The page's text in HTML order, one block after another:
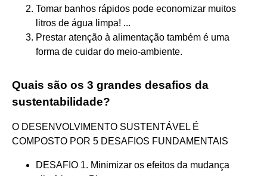
Tomar banhos rápidos pode economizar muitos
litros de água limpa! ...
Prestar atenção à alimentação também é uma
forma de cuidar do meio-ambiente.
Quais são os 3 grandes desafios da
sustentabilidade?
O DESENVOLVIMENTO SUSTENTÁVEL É
COMPOSTO POR 5 DESAFIOS FUNDAMENTAIS
DESAFIO 1. Minimizar os efeitos da mudança